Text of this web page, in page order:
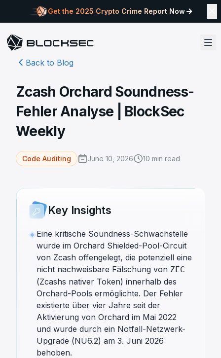
Get the 2025 Crypto Crime Report Now
Back to Blog
Zcash Orchard Soundness-
Fehler Analyse | BlockSec
Weekly
Code Auditing June 10, 2026 10 min read
Key Insights
Eine kritische Soundness-Schwachstelle
wurde im Orchard Shielded-Pool-Circuit
von Zcash offengelegt, die potenziell eine
nicht nachweisbare Fälschung von ZEC
(Zcashs nativer Token) innerhalb des
Orchard-Pools ermöglichte. Der Fehler
existierte über vier Jahre seit der
Aktivierung von Orchard im Mai 2022
und wurde durch ein Notfall-Netzwerk-
Upgrade (NU6.2) am 3. Juni 2026
behoben.